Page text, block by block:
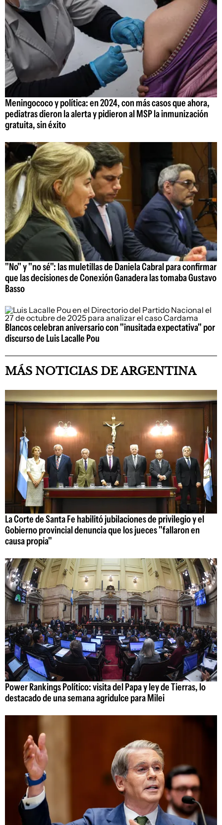
Meningococo y política: en 2024, con más casos que ahora,
pediatras dieron la alerta y pidieron al MSP la inmunización
gratuita, sin éxito
"No" y "no sé": las muletillas de Daniela Cabral para confirmar
que las decisiones de Conexión Ganadera las tomaba Gustavo
Basso
Blancos celebran aniversario con "inusitada expectativa" por
discurso de Luis Lacalle Pou
MÁS NOTICIAS DE ARGENTINA
La Corte de Santa Fe habilitó jubilaciones de privilegio y el
Gobierno provincial denuncia que los jueces "fallaron en
causa propia"
Power Rankings Político: visita del Papa y ley de Tierras, lo
destacado de una semana agridulce para Milei